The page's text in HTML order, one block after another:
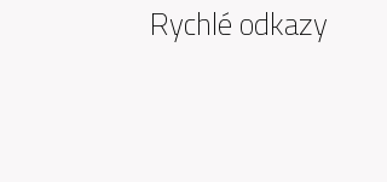
Rychlé odkazy